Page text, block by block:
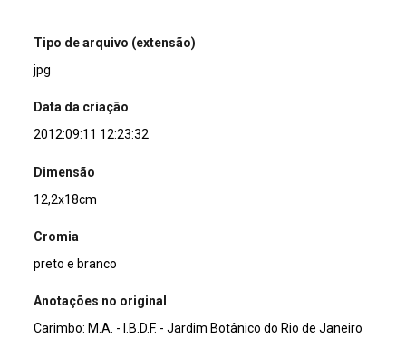
Tipo de arquivo (extensão)
jpg
Data da criação
2012:09:11 12:23:32
Dimensão
12,2x18cm
Cromia
preto e branco
Anotações no original
Carimbo: M.A. - I.B.D.F. - Jardim Botânico do Rio de Janeiro